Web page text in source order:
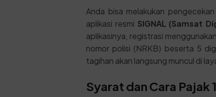
Anda bisa melakukan
aplikasi resmi SIGNAL (Samsat
aplikasinya, registrasi
nomor polisi (NRKB) beserta 5
tagihan akan langsung muncul di
Syarat dan Cara Pajak